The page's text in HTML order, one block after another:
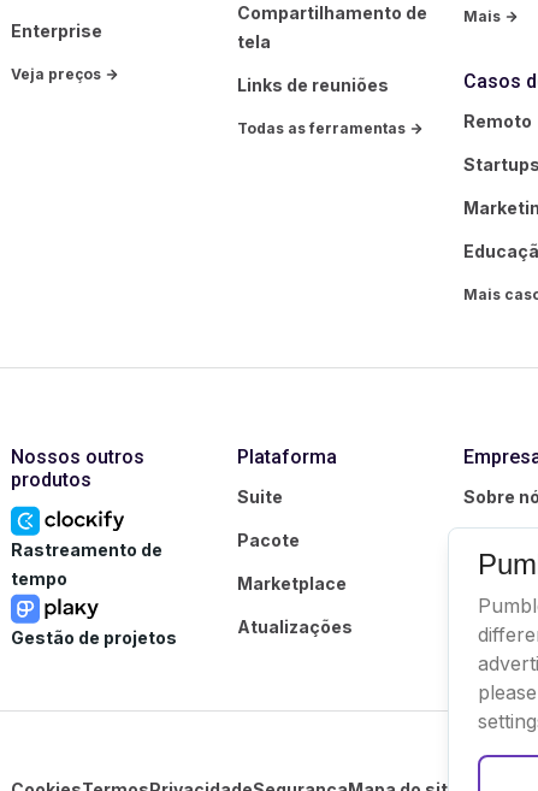
Enterprise
Veja preços
Compartilhamento de
tela
Links de reuniões
Todas as ferramentas
Mais
Casos
Remoto
Startups
Mais
Nossos outros
produtos
Rastreamento de
tempo
Gestão de projetos
Plataforma
Suite
Pacote
Marketplace
Atualizações
Sobre